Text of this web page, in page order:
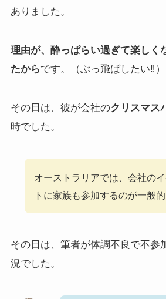
ありました。
理由が、酔っぱらい過ぎて楽しく
たからです。（ぶっ飛ばしたい‼）
その日は、彼が会社のクリスマス
時でした。
オーストラリアでは、会社の
トに家族も参加するのが一般
その日は、筆者が体調不良で不参
況でした。